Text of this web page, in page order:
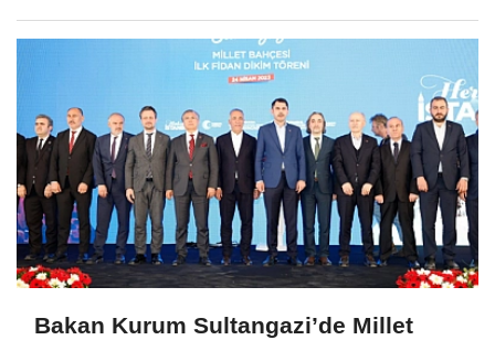
Bakan Kurum Sultangazi’de Millet